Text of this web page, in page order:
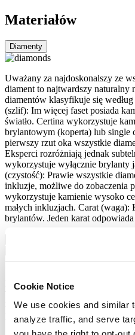
Cookie Notice
We use cookies and similar
analyze traffic, and serve
Materiałów
Diamenty
Uważany za najdoskonalszy ze
diament to najtwardszy naturalny
diamentów klasyfikuje się
(szlif): Im więcej faset posiada
światło. Certina wykorzystuje
brylantowym (koperta) lub single
pierwszy rzut oka wszystkie
Eksperci rozróżniają jednak
wykorzystuje wyłącznie brylanty
(czystość): Prawie wszystkie
inkluzje, możliwe do zobaczenia
wykorzystuje kamienie wysoko
małych inkluzjach. Carat (waga):
brylantów. Jeden karat
przykład do produkcji kopert,
wytrzymały, odporny na korozję
ilość niklu, który nie jest
powoduje reakcji alergicznych.